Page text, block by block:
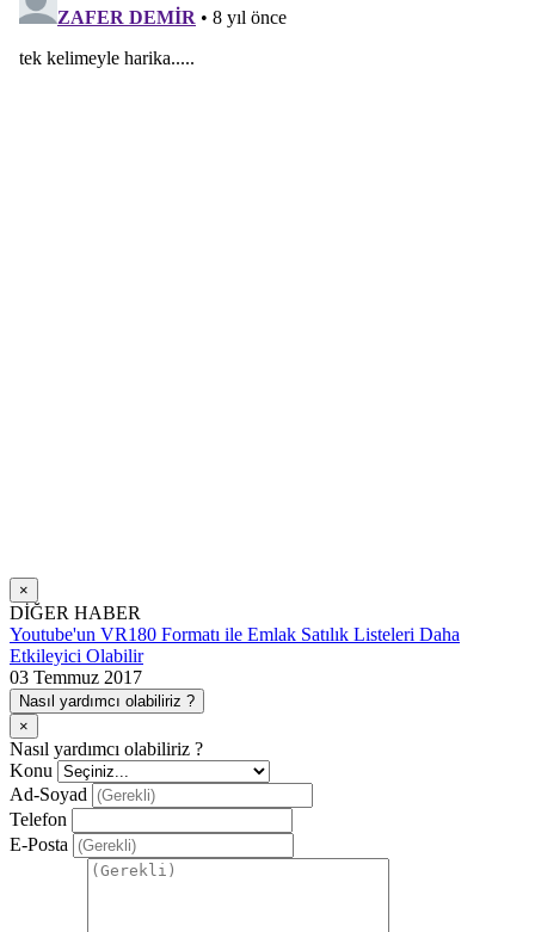
×
DİĞER HABER
Youtube'un VR180 Formatı ile Emlak Satılık Listeleri Daha
Etkileyici Olabilir
03 Temmuz 2017
Nasıl yardımcı olabiliriz ?
×
Nasıl yardımcı olabiliriz ?
Konu
Ad-Soyad
Telefon
E-Posta